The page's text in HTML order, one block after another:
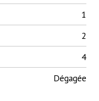
1
2
4
Dégagée